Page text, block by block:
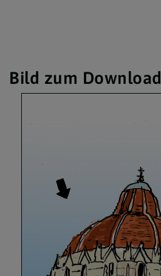
Bild zum Download